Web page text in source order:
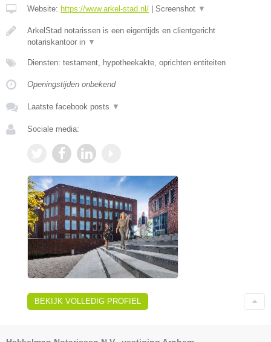
Website: https://www.arkel-stad.nl/ Screenshot ▼
ArkelStad notarissen is een eigentijds en clientgericht
notariskantoor in ▼
Diensten: testament, hypotheekakte, oprichten entiteiten
Openingstijden onbekend
Laatste facebook posts ▼
Sociale media:
BEKIJK VOLLEDIG PROFIEL